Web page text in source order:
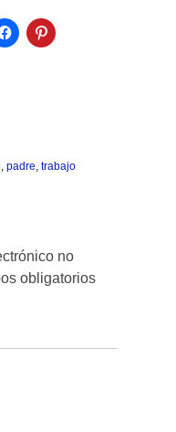
padre trabajo
no
obligatorios